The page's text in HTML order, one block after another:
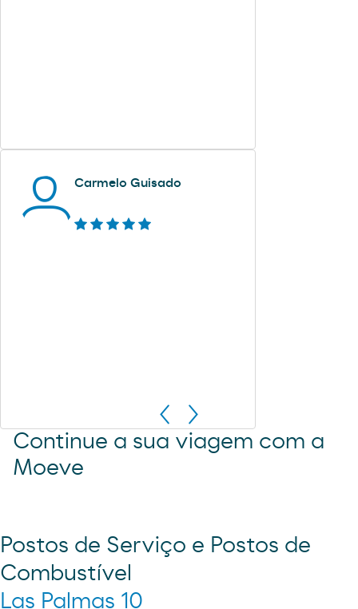
Carmelo Guisado
Continue a sua viagem com a
Moeve
Postos de Serviço e Postos de
Combustível
Las Palmas 10